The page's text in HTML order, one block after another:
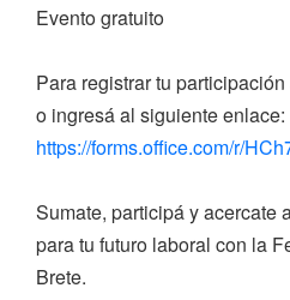
Evento gratuito
Para registrar tu
o ingresá al siguiente enlace:
https://forms.office.com/r/
Sumate, participá y acercate
para tu futuro laboral con la
Brete.